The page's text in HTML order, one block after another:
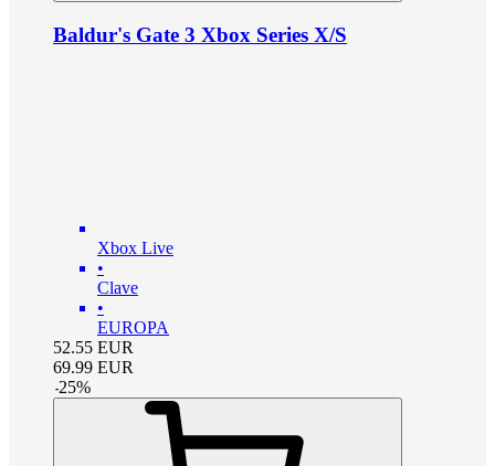
Baldur's Gate 3 Xbox Series X/S
Xbox Live
•
Clave
•
EUROPA
52.55 EUR
69.99 EUR
-25%